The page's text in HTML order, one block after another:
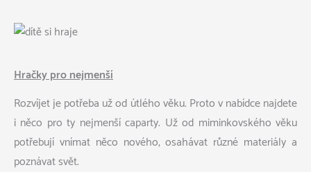
Hračky pro nejmenší
Rozvíjet je potřeba už od útlého věku. Proto v nabídce najdete
i něco pro ty nejmenší caparty. Už od miminkovského věku
potřebují vnímat něco nového, osahávat různé materiály a
poznávat svět.